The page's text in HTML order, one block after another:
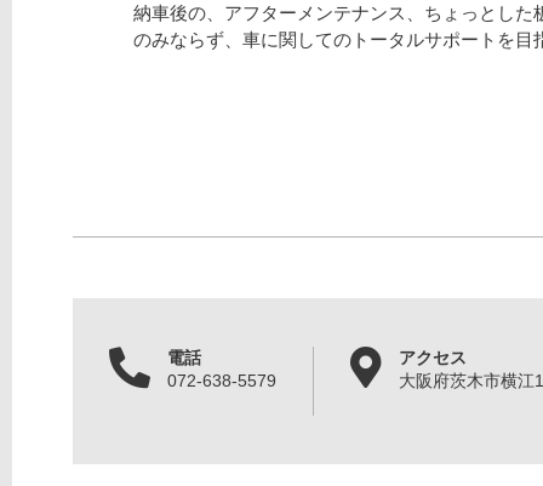
納車後の、アフターメンテナンス、ちょっとした
のみならず、車に関してのトータルサポートを目
電話
072-638-5579
アクセス
大阪府茨木市横江